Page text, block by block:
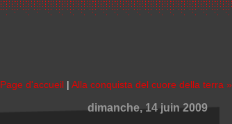
Page d'accueil | Alla conquista del cuore della terra »
dimanche, 14 juin 2009